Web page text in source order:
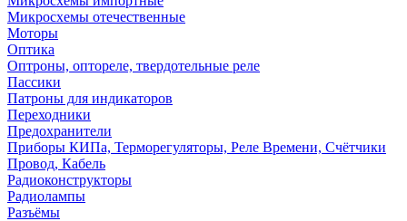
Микросхемы отечественные
Моторы
Оптика
Оптроны, оптореле, твердотельные реле
Пассики
Патроны для индикаторов
Переходники
Предохранители
Приборы КИПа, Терморегуляторы, Реле Времени, Счётчики
Провод, Кабель
Радиоконструкторы
Радиолампы
Разъёмы